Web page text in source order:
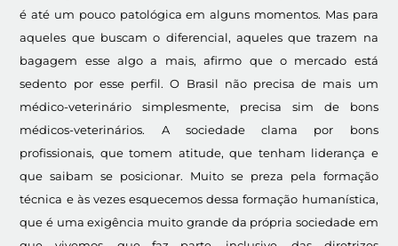
é até um pouco patológica em alguns momentos. Mas para
aqueles que buscam o diferencial, aqueles que trazem na
bagagem esse algo a mais, afirmo que o mercado está
sedento por esse perfil. O Brasil não precisa de mais um
médico-veterinário simplesmente, precisa sim de bons
médicos-veterinários. A sociedade clama por bons
profissionais, que tomem atitude, que tenham liderança e
que saibam se posicionar. Muito se preza pela formação
técnica e às vezes esquecemos dessa formação humanística,
que é uma exigência muito grande da própria sociedade em